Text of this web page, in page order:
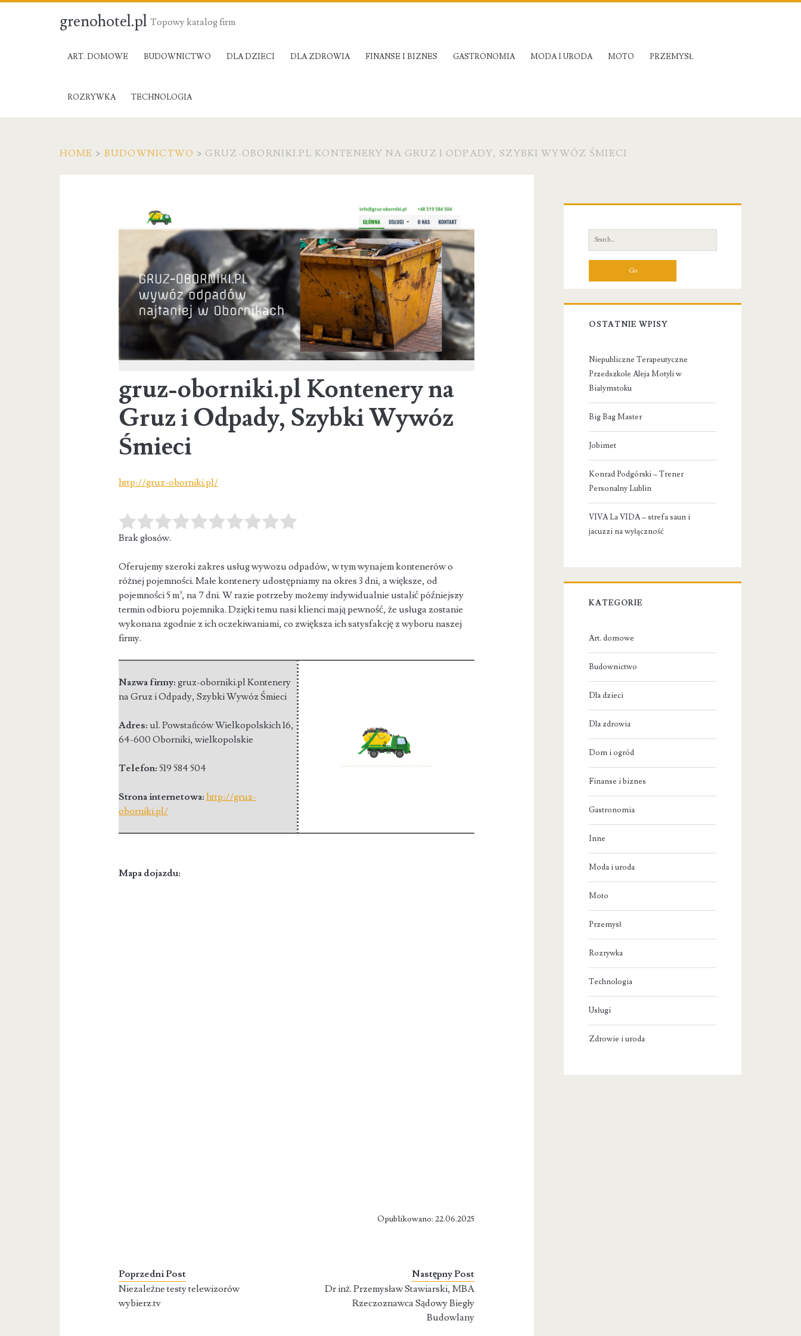
grenohotel.pl Topowy katalog firm
ART. DOMOWE BUDOWNICTWO DLA DZIECI DLA ZDROWIA FINANSE I BIZNES GASTRONOMIA MODA I URODA MOTO PRZEMYSŁ
ROZRYWKA TECHNOLOGIA
HOME > BUDOWNICTWO > GRUZ-OBORNIKI.PL KONTENERY NA GRUZ I ODPADY, SZYBKI WYWÓZ ŚMIECI
gruz-oborniki.pl Kontenery na
Gruz i Odpady, Szybki Wywóz
Śmieci
http://gruz-oborniki.pl/
Brak głosów.
Oferujemy szeroki zakres usług wywozu odpadów, w tym wynajem kontenerów o
różnej pojemności. Małe kontenery udostępniamy na okres 3 dni, a większe, od
pojemności 5 m³, na 7 dni. W razie potrzeby możemy indywidualnie ustalić późniejszy
termin odbioru pojemnika. Dzięki temu nasi klienci mają pewność, że usługa zostanie
wykonana zgodnie z ich oczekiwaniami, co zwiększa ich satysfakcję z wyboru naszej
firmy.
Nazwa firmy:gruz-oborniki.pl Kontenery
na Gruz i Odpady, Szybki Wywóz Śmieci
Adres:ul. Powstańców Wielkopolskich 16,
64-600 Oborniki,wielkopolskie
Telefon:519 584 504
Strona internetowa:http://gruz-
oborniki.pl/
Mapa dojazdu:
Opublikowano: 22.06.2025
Poprzedni Post
Niezależne testy telewizorów
wybierz.tv
Następny Post
Dr inż. Przemysław Stawiarski, MBA
Rzeczoznawca Sądowy Biegły
Budowlany
Sidebar
Search
for:
OSTATNIE WPISY
Niepubliczne Terapeutyczne
Przedszkole Aleja Motyli w
Białymstoku
Big Bag Master
Jobimet
Konrad Podgórski – Trener
Personalny Lublin
VIVA La VIDA – strefa saun i
jacuzzi na wyłączność
KATEGORIE
Art. domowe
Budownictwo
Dla dzieci
Dla zdrowia
Dom i ogród
Finanse i biznes
Gastronomia
Inne
Moda i uroda
Moto
Przemysł
Rozrywka
Technologia
Usługi
Zdrowie i uroda